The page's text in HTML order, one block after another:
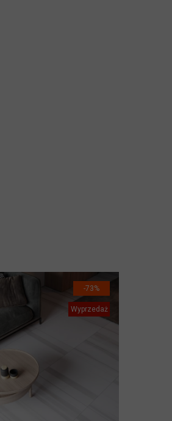
-73%
Wyprzedaż